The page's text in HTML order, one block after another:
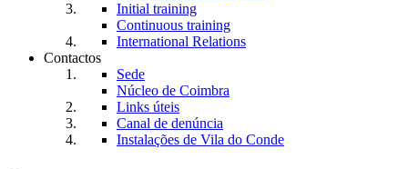
Initial training
Continuous training
International Relations
Contactos
Sede
Núcleo de Coimbra
Links úteis
Canal de denúncia
Instalações de Vila do Conde